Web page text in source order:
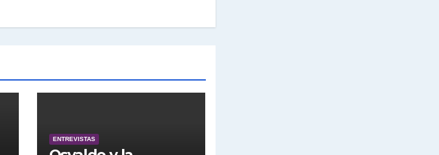
ENTREVISTAS